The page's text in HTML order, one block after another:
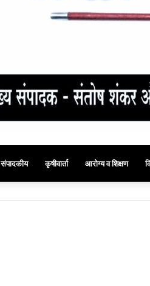
संपादकीय कृषीवार्ता आरोग्य व शिक्षण